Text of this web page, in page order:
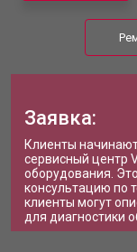
Заявка:
Клиенты
сервисный центр
оборудования.
консультацию по
клиенты могут
для диагностики